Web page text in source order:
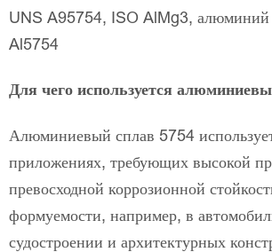
UNS A95754, ISO AlMg3,
Al5754
Для чего используется
Алюминиевый сплав 5754
приложениях, требующих высокой
превосходной коррозионной
формуемости, например, в
судостроении и архитектурных